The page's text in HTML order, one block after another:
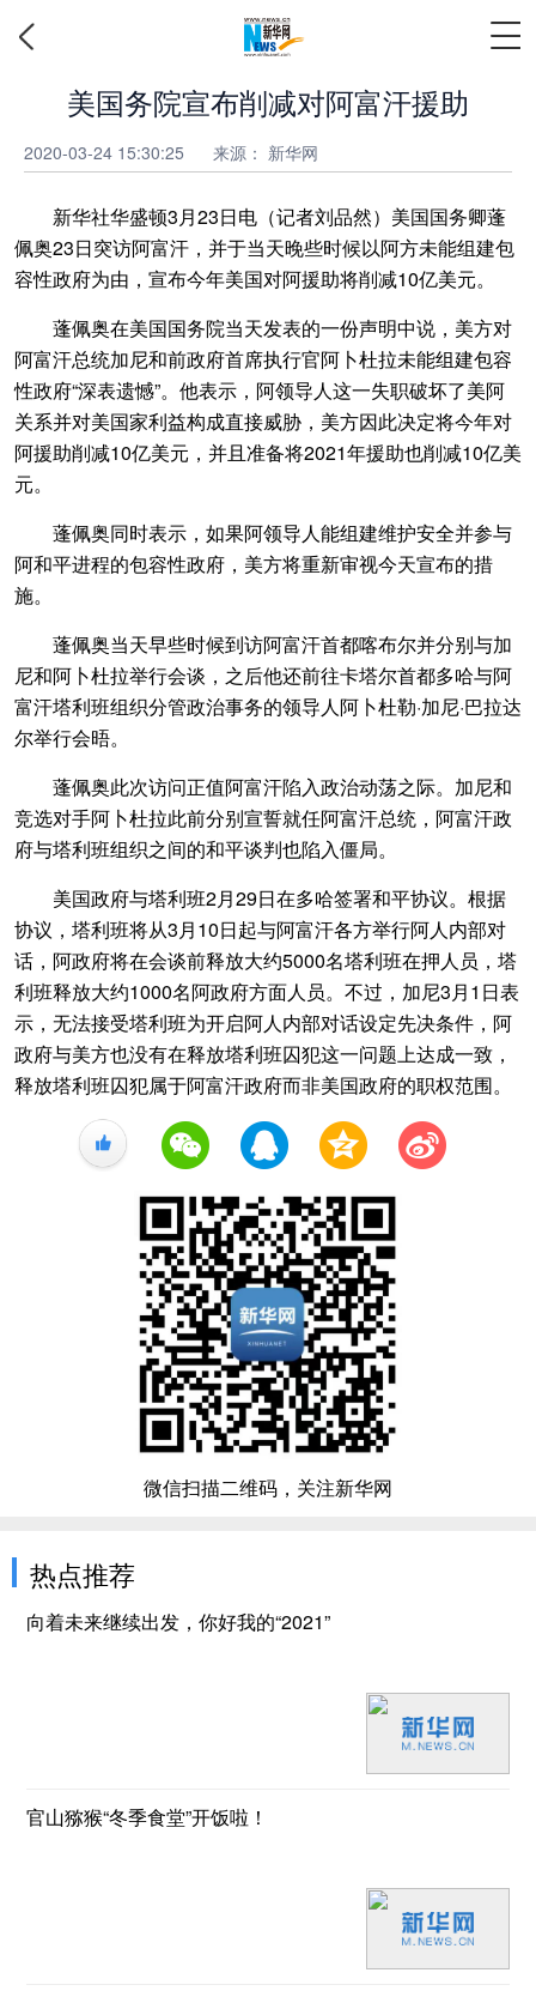
美国务院宣布削减对阿富汗援助
2020-03-24 15:30:25 来源： 新华网
新华社华盛顿3月23日电（记者刘品然）美国国务卿蓬
佩奥23日突访阿富汗，并于当天晚些时候以阿方未能组建包
容性政府为由，宣布今年美国对阿援助将削减10亿美元。
蓬佩奥在美国国务院当天发表的一份声明中说，美方对
阿富汗总统加尼和前政府首席执行官阿卜杜拉未能组建包容
性政府“深表遗憾”。他表示，阿领导人这一失职破坏了美阿
关系并对美国家利益构成直接威胁，美方因此决定将今年对
阿援助削减10亿美元，并且准备将2021年援助也削减10亿美
元。
蓬佩奥同时表示，如果阿领导人能组建维护安全并参与
阿和平进程的包容性政府，美方将重新审视今天宣布的措
施。
蓬佩奥当天早些时候到访阿富汗首都喀布尔并分别与加
尼和阿卜杜拉举行会谈，之后他还前往卡塔尔首都多哈与阿
富汗塔利班组织分管政治事务的领导人阿卜杜勒·加尼·巴拉达
尔举行会晤。
蓬佩奥此次访问正值阿富汗陷入政治动荡之际。加尼和
竞选对手阿卜杜拉此前分别宣誓就任阿富汗总统，阿富汗政
府与塔利班组织之间的和平谈判也陷入僵局。
美国政府与塔利班2月29日在多哈签署和平协议。根据
协议，塔利班将从3月10日起与阿富汗各方举行阿人内部对
话，阿政府将在会谈前释放大约5000名塔利班在押人员，塔
利班释放大约1000名阿政府方面人员。不过，加尼3月1日表
示，无法接受塔利班为开启阿人内部对话设定先决条件，阿
政府与美方也没有在释放塔利班囚犯这一问题上达成一致，
释放塔利班囚犯属于阿富汗政府而非美国政府的职权范围。
+1
微信扫描二维码，关注新华网
热点推荐
向着未来继续出发，你好我的“2021”
官山猕猴“冬季食堂”开饭啦！